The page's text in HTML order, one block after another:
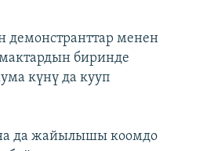
демонстранттар менен
биринде
күнү да кууп
да жайылышы коомдо